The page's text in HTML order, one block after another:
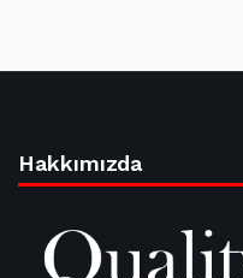
Hakkımızda